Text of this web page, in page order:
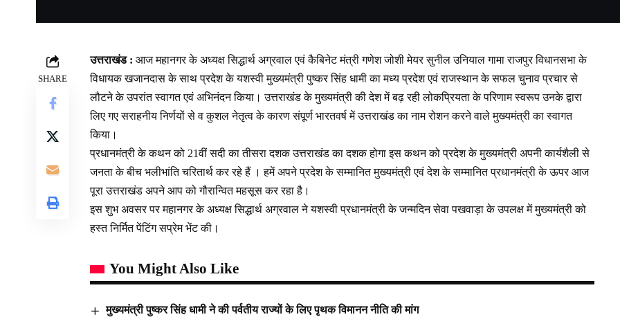
SHARE
उत्तराखंड : आज महानगर के अध्यक्ष सिद्धार्थ अग्रवाल एवं कैबिनेट मंत्री गणेश जोशी मेयर सुनील उनियाल गामा राजपुर विधानसभा के
विधायक खजानदास के साथ प्रदेश के यशस्वी मुख्यमंत्री पुष्कर सिंह धामी का मध्य प्रदेश एवं राजस्थान के सफल चुनाव प्रचार से
लौटने के उपरांत स्वागत एवं अभिनंदन किया। उत्तराखंड के मुख्यमंत्री की देश में बढ़ रही लोकप्रियता के परिणाम स्वरूप उनके द्वारा
लिए गए सराहनीय निर्णयों से व कुशल नेतृत्व के कारण संपूर्ण भारतवर्ष में उत्तराखंड का नाम रोशन करने वाले मुख्यमंत्री का स्वागत
किया।
प्रधानमंत्री के कथन को 21वीं सदी का तीसरा दशक उत्तराखंड का दशक होगा इस कथन को प्रदेश के मुख्यमंत्री अपनी कार्यशैली से
जनता के बीच भलीभांति चरितार्थ कर रहे हैं । हमें अपने प्रदेश के सम्मानित मुख्यमंत्री एवं देश के सम्मानित प्रधानमंत्री के ऊपर आज
पूरा उत्तराखंड अपने आप को गौरान्वित महसूस कर रहा है।
इस शुभ अवसर पर महानगर के अध्यक्ष सिद्धार्थ अग्रवाल ने यशस्वी प्रधानमंत्री के जन्मदिन सेवा पखवाड़ा के उपलक्ष में मुख्यमंत्री को
हस्त निर्मित पेंटिंग सप्रेम भेंट की।
You Might Also Like
मुख्यमंत्री पुष्कर सिंह धामी ने की पर्वतीय राज्यों के लिए पृथक विमानन नीति की मांग